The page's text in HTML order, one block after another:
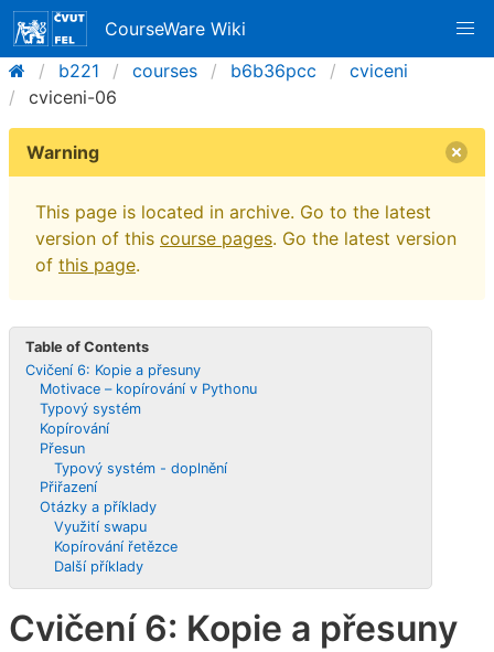
CourseWare Wiki
b221
courses b6b36pcc
cviceni
cviceni-06
Warning
This page is located in archive. Go to the latest
version of this course pages. Go the latest version
of this page.
Table of Contents
Cvičení 6: Kopie a přesuny
Motivace – kopírování v Pythonu
Typový systém
Kopírování
Přesun
Typový systém - doplnění
Přiřazení
Otázky a příklady
Využití swapu
Kopírování řetězce
Další příklady
Cvičení 6: Kopie a přesuny